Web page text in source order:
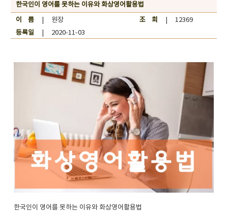
한국인이 영어를 못하는 이유와 화상영어활용법
이 름| 원장 조 회
| 12369
등록일| 2020-11-03
한국인이 영어를 못하는 이유와 화상영어활용법